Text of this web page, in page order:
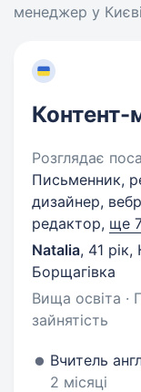
менеджер у Києві
Розглядає
Письменник,
дизайнер,
редактор, ще
Natalia, 41 рік,
Борщагівка
Вища освіта ·
зайнятість
Вчитель
2 місяці